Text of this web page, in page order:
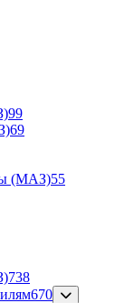
99
69
(МАЗ)55
738
670